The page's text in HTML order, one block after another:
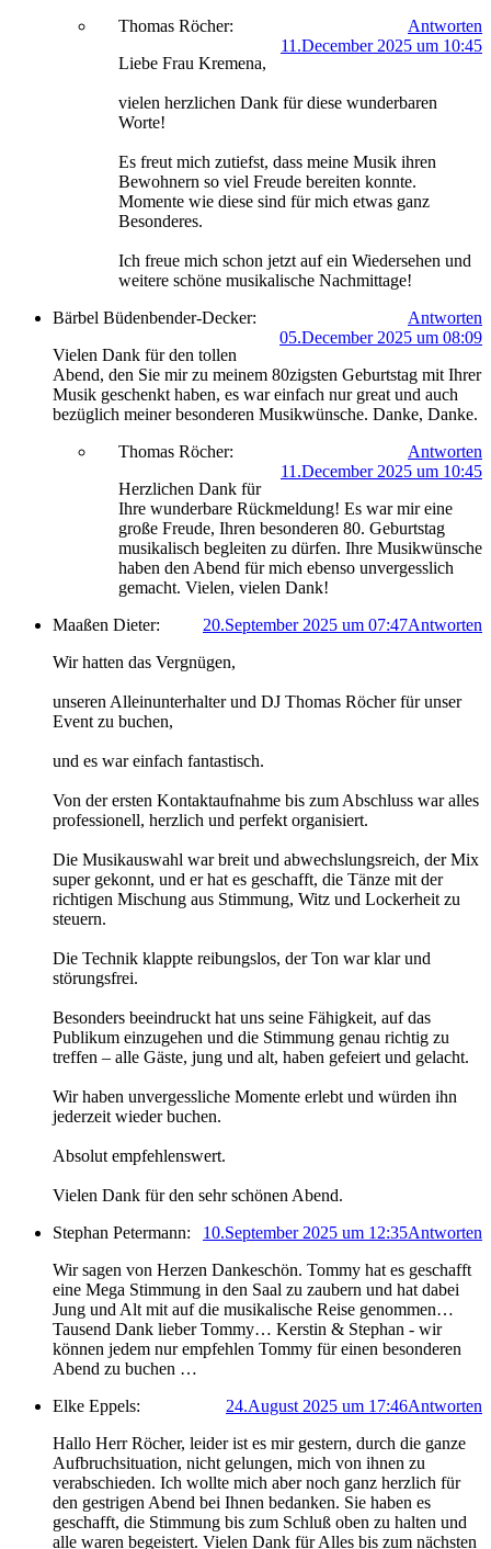
Thomas Röcher:
Antworten
11.December 2025 um 10:45
Liebe Frau Kremena,
vielen herzlichen Dank für diese wunderbaren
Worte!
Es freut mich zutiefst, dass meine Musik ihren
Bewohnern so viel Freude bereiten konnte.
Momente wie diese sind für mich etwas ganz
Besonderes.
Ich freue mich schon jetzt auf ein Wiedersehen und
weitere schöne musikalische Nachmittage!
Bärbel Büdenbender-Decker:
Antworten
05.December 2025 um 08:09
Vielen Dank für den tollen
Abend, den Sie mir zu meinem 80zigsten Geburtstag mit Ihrer
Musik geschenkt haben, es war einfach nur great und auch
bezüglich meiner besonderen Musikwünsche. Danke, Danke.
Thomas Röcher:
Antworten
11.December 2025 um 10:45
Herzlichen Dank für
Ihre wunderbare Rückmeldung! Es war mir eine
große Freude, Ihren besonderen 80. Geburtstag
musikalisch begleiten zu dürfen. Ihre Musikwünsche
haben den Abend für mich ebenso unvergesslich
gemacht. Vielen, vielen Dank!
Maaßen Dieter:
Antworten
20.September 2025 um 07:47
Wir hatten das Vergnügen,
unseren Alleinunterhalter und DJ Thomas Röcher für unser
Event zu buchen,
und es war einfach fantastisch.
Von der ersten Kontaktaufnahme bis zum Abschluss war alles
professionell, herzlich und perfekt organisiert.
Die Musikauswahl war breit und abwechslungsreich, der Mix
super gekonnt, und er hat es geschafft, die Tänze mit der
richtigen Mischung aus Stimmung, Witz und Lockerheit zu
steuern.
Die Technik klappte reibungslos, der Ton war klar und
störungsfrei.
Besonders beeindruckt hat uns seine Fähigkeit, auf das
Publikum einzugehen und die Stimmung genau richtig zu
treffen – alle Gäste, jung und alt, haben gefeiert und gelacht.
Wir haben unvergessliche Momente erlebt und würden ihn
jederzeit wieder buchen.
Absolut empfehlenswert.
Vielen Dank für den sehr schönen Abend.
Stephan Petermann:
Antworten
10.September 2025 um 12:35
Wir sagen von Herzen Dankeschön. Tommy hat es geschafft
eine Mega Stimmung in den Saal zu zaubern und hat dabei
Jung und Alt mit auf die musikalische Reise genommen…
Tausend Dank lieber Tommy… Kerstin & Stephan - wir
können jedem nur empfehlen Tommy für einen besonderen
Abend zu buchen …
Elke Eppels:
Antworten
24.August 2025 um 17:46
Hallo Herr Röcher, leider ist es mir gestern, durch die ganze
Aufbruchsituation, nicht gelungen, mich von ihnen zu
verabschieden. Ich wollte mich aber noch ganz herzlich für
den gestrigen Abend bei Ihnen bedanken. Sie haben es
geschafft, die Stimmung bis zum Schluß oben zu halten und
alle waren begeistert. Vielen Dank für Alles bis zum nächsten